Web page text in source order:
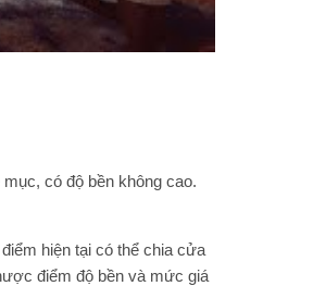
có độ bền không cao.
hiện tại có thể chia cửa
điểm độ bền và mức giá